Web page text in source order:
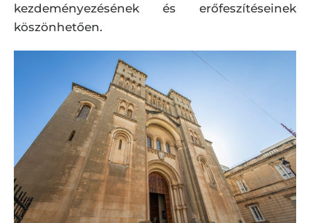
kezdeményezésének és erőfeszítéseinek
köszönhetően.